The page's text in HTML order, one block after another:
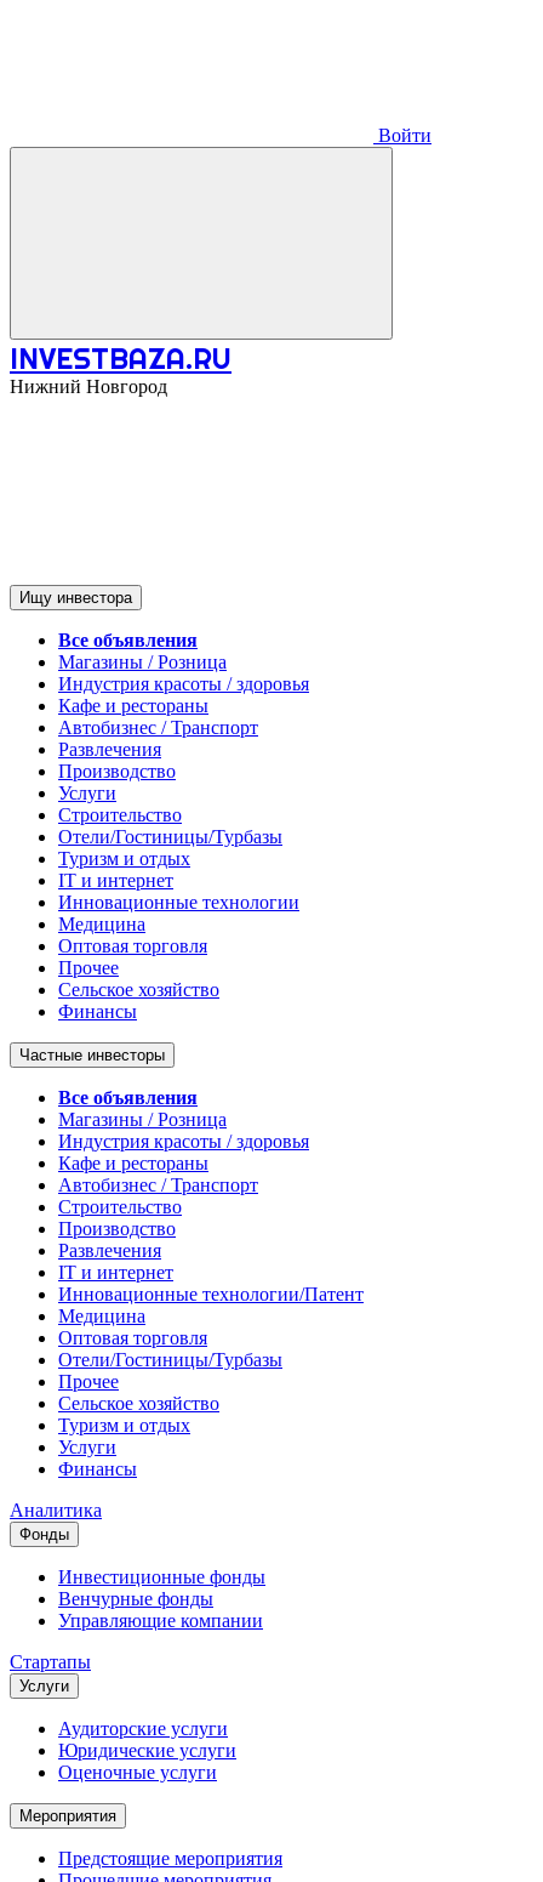
Войти
INVESTBAZA.RU
Нижний Новгород
Ищу инвестора
Все объявления
Магазины / Розница
Индустрия красоты / здоровья
Кафе и рестораны
Автобизнес / Транспорт
Развлечения
Производство
Услуги
Строительство
Отели/Гостиницы/Турбазы
Туризм и отдых
IT и интернет
Инновационные технологии
Медицина
Оптовая торговля
Прочее
Сельское хозяйство
Финансы
Частные инвесторы
Все объявления
Магазины / Розница
Индустрия красоты / здоровья
Кафе и рестораны
Автобизнес / Транспорт
Строительство
Производство
Развлечения
IT и интернет
Инновационные технологии/Патент
Медицина
Оптовая торговля
Отели/Гостиницы/Турбазы
Прочее
Сельское хозяйство
Туризм и отдых
Услуги
Финансы
Аналитика
Фонды
Инвестиционные фонды
Венчурные фонды
Управляющие компании
Стартапы
Услуги
Аудиторские услуги
Юридические услуги
Оценочные услуги
Мероприятия
Предстоящие мероприятия